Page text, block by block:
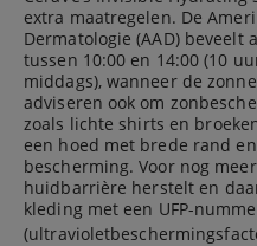
extra maatregelen. De
Dermatologie (AAD) beveelt
tussen 10:00 en 14:00 (10
middags), wanneer de
adviseren ook om
zoals lichte shirts en
een hoed met brede rand
bescherming. Voor nog
huidbarrière herstelt en
kleding met een UFP-